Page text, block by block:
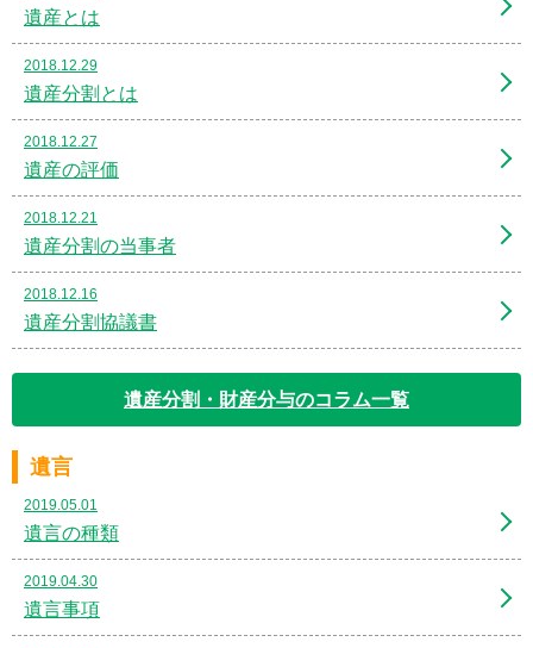
遺産とは
2018.12.29
遺産分割とは
2018.12.27
遺産の評価
2018.12.21
遺産分割の当事者
2018.12.16
遺産分割協議書
遺産分割・財産分与のコラム一覧
遺言
2019.05.01
遺言の種類
2019.04.30
遺言事項